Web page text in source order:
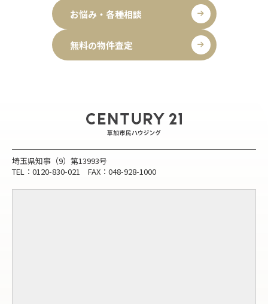
お悩み・各種相談
無料の物件査定
埼玉県知事（9）第13993号
TEL：0120-830-021 FAX：048-928-1000